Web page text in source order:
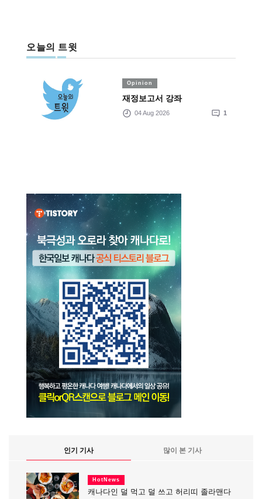
오늘의 트윗
Opinion
재정보고서 강좌
04 Aug 2026 1
인기 기사 많이 본 기사
HotNews
캐나다인 덜 먹고 덜 쓰고 허리띠 졸라맨다